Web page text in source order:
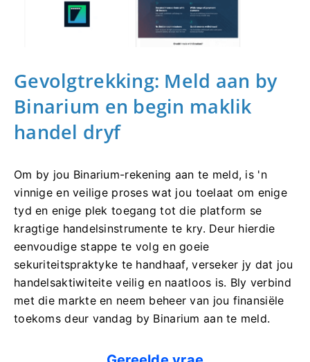
Gevolgtrekking: Meld aan by
Binarium en begin maklik
handel dryf
Om by jou Binarium-rekening aan te meld, is 'n
vinnige en veilige proses wat jou toelaat om enige
tyd en enige plek toegang tot die platform se
kragtige handelsinstrumente te kry. Deur hierdie
eenvoudige stappe te volg en goeie
sekuriteitspraktyke te handhaaf, verseker jy dat jou
handelsaktiwiteite veilig en naatloos is. Bly verbind
met die markte en neem beheer van jou finansiële
toekoms deur vandag by Binarium aan te meld.